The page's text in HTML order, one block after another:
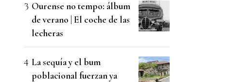
Ourense no tempo: álbum
de verano | El coche de las
lecheras
La sequía y el bum
poblacional fuerzan ya